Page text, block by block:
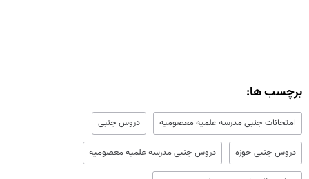
برچسب ها:
امتحانات جنبی مدرسه علمیه معصومیه دروس جنبی
دروس جنبی حوزه دروس جنبی مدرسه علمیه معصومیه